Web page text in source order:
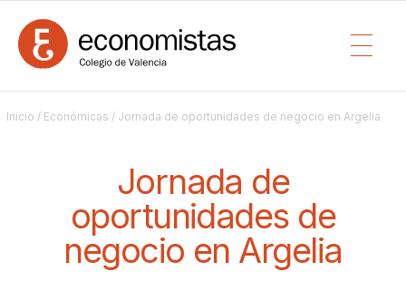
Inicio / Económicas / Jornada de oportunidades de negocio en Argelia
Jornada de
oportunidades de
negocio en Argelia